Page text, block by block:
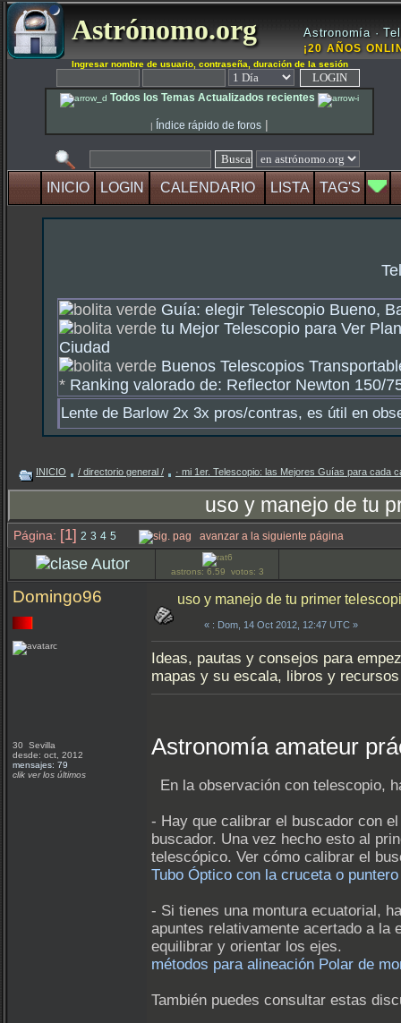
Astrónomo.org Astronomía ·
¡20 AÑOS
Ingresar nombre de usuario, contraseña, duración de la sesión
Todos los Temas Actualizados recientes
| Índice rápido de foros |
INICIO LOGIN CALENDARIO LISTA TAG'S
Guía: elegir Telescopio Bueno,
tu Mejor Telescopio para Ver
Ciudad
Buenos Telescopios
* Ranking valorado de: Reflector Newton 150/
Lente de Barlow 2x 3x pros/contras, es útil en
INICIO / directorio general / · mi 1er. Telescopio: las Mejores Guías para cada
uso y manejo de tu
Página: [1] 2 3 4 5 avanzar a la siguiente página
Autor astrons: 6.59 votos: 3
Domingo96
30 Sevilla
desde: oct, 2012
mensajes: 79
clik ver los últimos
uso y manejo de tu primer
« : Dom, 14 Oct 2012, 12:47 UTC »
Ideas, pautas y consejos para
mapas y su escala, libros y
Astronomía amateur
En la observación con telescopio,
- Hay que calibrar el buscador con
buscador. Una vez hecho esto al
telescópico. Ver cómo calibrar el
Tubo Óptico con la cruceta o puntero
- Si tienes una montura ecuatorial,
apuntes relativamente acertado a la
equilibrar y orientar los ejes.
métodos para alineación Polar de
También puedes consultar estas